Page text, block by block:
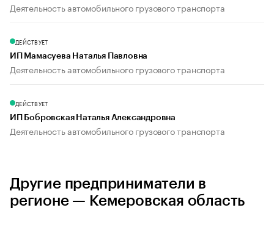
Деятельность автомобильного грузового транспорта
ДЕЙСТВУЕТ
ИП Мамасуева Наталья Павловна
Деятельность автомобильного грузового транспорта
ДЕЙСТВУЕТ
ИП Бобровская Наталья Александровна
Деятельность автомобильного грузового транспорта
Другие предприниматели в
регионе — Кемеровская область